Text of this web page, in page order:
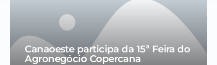
Canaoeste participa da 15ª Feira do
Agronegócio Copercana